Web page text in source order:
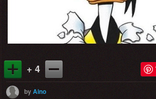
+ 4
byAino